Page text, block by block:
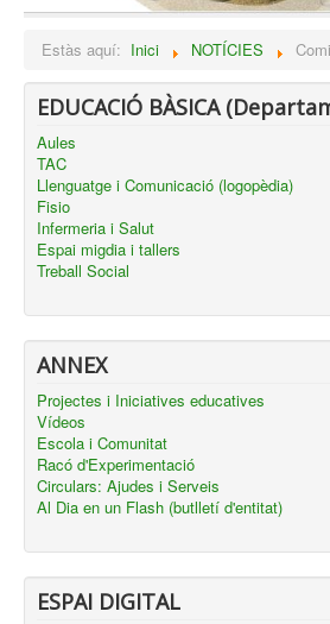
Estàs aquí: Inici NOTÍCIES
EDUCACIÓ BÀSICA
Aules
TAC
Llenguatge i Comunicació (logopèdia)
Fisio
Infermeria i Salut
Espai migdia i tallers
Treball Social
ANNEX
Projectes i Iniciatives educatives
Vídeos
Escola i Comunitat
Racó d'Experimentació
Circulars: Ajudes i Serveis
Al Dia en un Flash (butlletí d'entitat)
ESPAI DIGITAL